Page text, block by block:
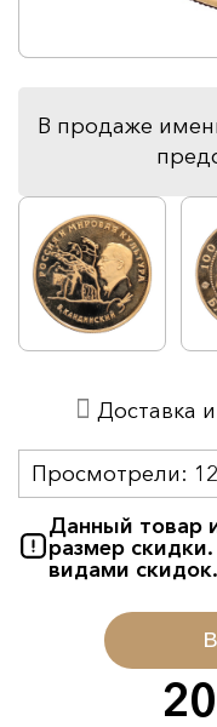
В продаже
Данный товар
размер
видами скидок.
Просмотрели:
Доставка